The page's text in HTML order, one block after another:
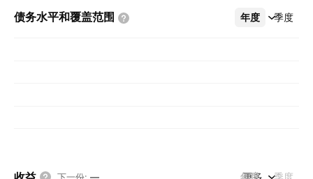
债务水平和覆盖范围 年度 季度
更多
年度 季度
更多